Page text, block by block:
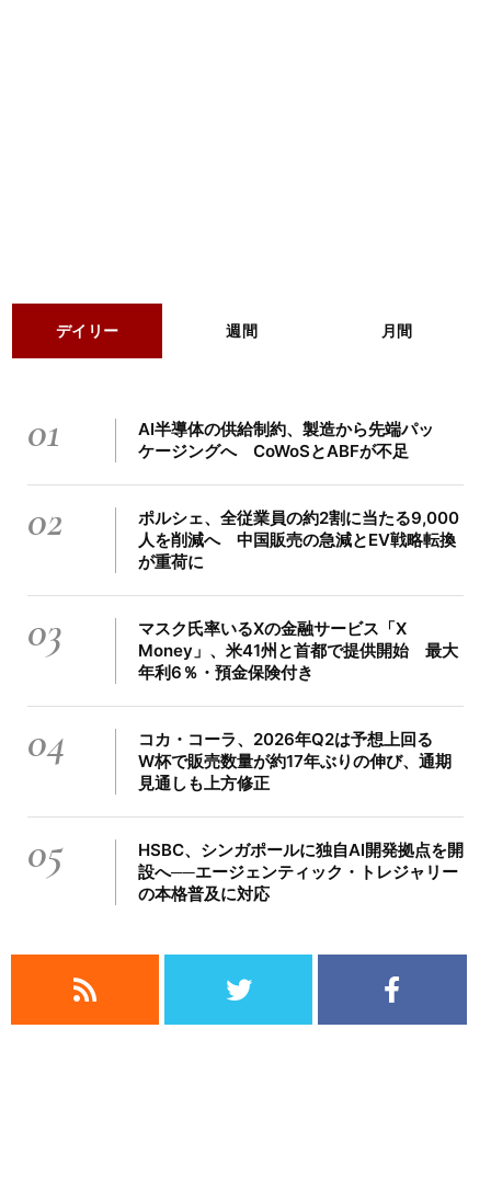
デイリー 週間 月間
01
AI半導体の供給制約、製造から先端パッ
ケージングへ CoWoSとABFが不足
02
ポルシェ、全従業員の約2割に当たる9,000
人を削減へ 中国販売の急減とEV戦略転換
が重荷に
03
マスク氏率いるXの金融サービス「X
Money」、米41州と首都で提供開始 最大
年利6％・預金保険付き
04
コカ・コーラ、2026年Q2は予想上回る
W杯で販売数量が約17年ぶりの伸び、通期
見通しも上方修正
05
HSBC、シンガポールに独自AI開発拠点を開
設へ──エージェンティック・トレジャリー
の本格普及に対応